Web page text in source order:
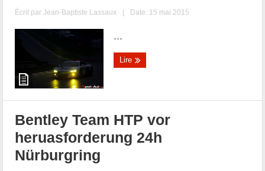
Écrit parJean-Baptiste Lassaux | Date: 15 mai 2015
...
Lire
Bentley Team HTP vor
heruasforderung 24h
Nürburgring